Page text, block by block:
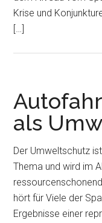
Krise und
[…]
als
Der Umweltschutz
Thema und wird im
hört für Viele der
Ergebnisse einer